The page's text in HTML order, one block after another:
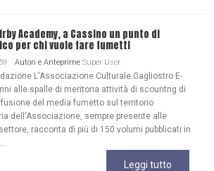
Academy, a Cassino un punto di
per chi vuole fare fumetti
Autori e Anteprime Super User
L'Associazione Culturale Cagliostro E-
alle spalle di meritoria attività di scountng di
del media fumetto sul territorio
dell'Associazione, sempre presente alle
racconta di più di 150 volumi pubblicati in
Leggi tutto